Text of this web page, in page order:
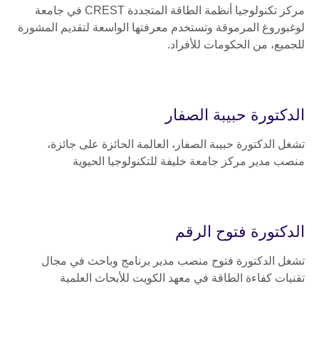
مركز تكنولوجيا أنظمة الطاقة المتجددة CREST في جامعة
لوغبوروغ المرموقة وتستخدم معرفتها الواسعة لتقديم المشورة
للجميع، من الحكومات للأفراد.
الدكتورة حبيبة الصفار
تشغل الدكتورة حبيبة الصفار، العالمة الحائزة على جائزة،
منصب مدير مركز جامعة خليفة للتكنولوجيا الحيوية
الدكتورة فتوح الرقم
تشغل الدكتورة فتوح منصب مدير برنامج وباحث في مجال
تقنيات كفاءة الطاقة في معهد الكويت للأبحاث العلمية